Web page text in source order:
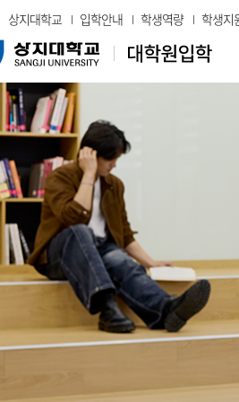
상지대학교 입학안내 학생역량 학생지